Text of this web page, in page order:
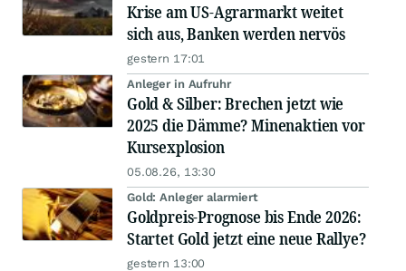
Krise am US-Agrarmarkt weitet
sich aus, Banken werden nervös
gestern 17:01
Anleger in Aufruhr
Gold & Silber: Brechen jetzt wie
2025 die Dämme? Minenaktien vor
Kursexplosion
05.08.26, 13:30
Gold: Anleger alarmiert
Goldpreis-Prognose bis Ende 2026:
Startet Gold jetzt eine neue Rallye?
gestern 13:00